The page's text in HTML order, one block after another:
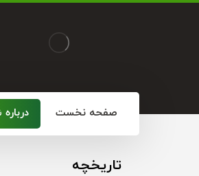
صفحه نخست
تاریخچه